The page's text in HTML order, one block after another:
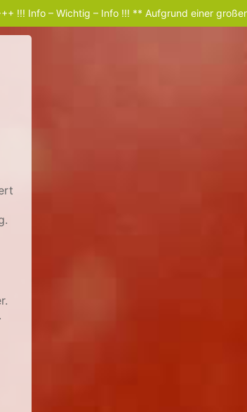
Wichtig – Info !!! ** Aufgrund einer großen